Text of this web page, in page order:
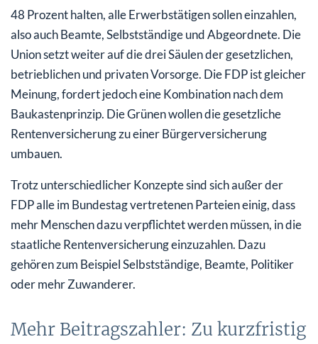
48 Prozent halten, alle Erwerbstätigen sollen einzahlen,
also auch Beamte, Selbstständige und Abgeordnete. Die
Union setzt weiter auf die drei Säulen der gesetzlichen,
betrieblichen und privaten Vorsorge. Die FDP ist gleicher
Meinung, fordert jedoch eine Kombination nach dem
Baukastenprinzip. Die Grünen wollen die gesetzliche
Rentenversicherung zu einer Bürgerversicherung
umbauen.
Trotz unterschiedlicher Konzepte sind sich außer der
FDP alle im Bundestag vertretenen Parteien einig, dass
mehr Menschen dazu verpflichtet werden müssen, in die
staatliche Rentenversicherung einzuzahlen. Dazu
gehören zum Beispiel Selbstständige, Beamte, Politiker
oder mehr Zuwanderer.
Mehr Beitragszahler: Zu kurzfristig